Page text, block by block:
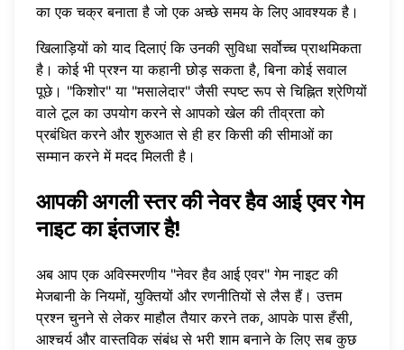
का एक चक्र बनाता है जो एक अच्छे समय के लिए आवश्यक है।
खिलाड़ियों को याद दिलाएं कि उनकी सुविधा सर्वोच्च प्राथमिकता
है। कोई भी प्रश्न या कहानी छोड़ सकता है, बिना कोई सवाल
पूछे। "किशोर" या "मसालेदार" जैसी स्पष्ट रूप से चिह्नित श्रेणियों
वाले टूल का उपयोग करने से आपको खेल की तीव्रता को
प्रबंधित करने और शुरुआत से ही हर किसी की सीमाओं का
सम्मान करने में मदद मिलती है।
आपकी अगली स्तर की नेवर हैव आई एवर गेम
नाइट का इंतजार है!
अब आप एक अविस्मरणीय "नेवर हैव आई एवर" गेम नाइट की
मेजबानी के नियमों, युक्तियों और रणनीतियों से लैस हैं। उत्तम
प्रश्न चुनने से लेकर माहौल तैयार करने तक, आपके पास हँसी,
आश्चर्य और वास्तविक संबंध से भरी शाम बनाने के लिए सब कुछ